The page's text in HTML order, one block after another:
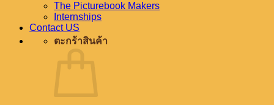
The Picturebook Makers
Internships
Contact US
ตะกร้าสินค้า